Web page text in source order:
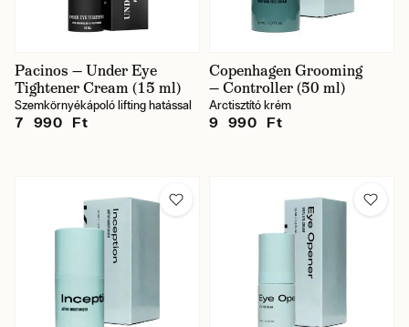
Pacinos — Under Eye
Tightener Cream (15 ml)
Szemkörnyékápoló lifting hatással
7 990 Ft
Copenhagen Grooming
— Controller (50 ml)
Arctisztító krém
9 990 Ft